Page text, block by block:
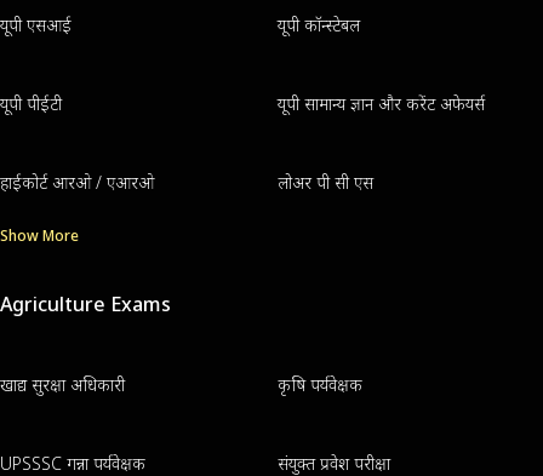
यूपी एसआई यूपी कॉन्स्टेबल
यूपी पीईटी यूपी सामान्य ज्ञान और करेंट अफेयर्स
हाईकोर्ट आरओ / एआरओ लोअर पी सी एस
Show More
Agriculture Exams
खाद्य सुरक्षा अधिकारी कृषि पर्यवेक्षक
UPSSSC गन्ना पर्यवेक्षक संयुक्त प्रवेश परीक्षा